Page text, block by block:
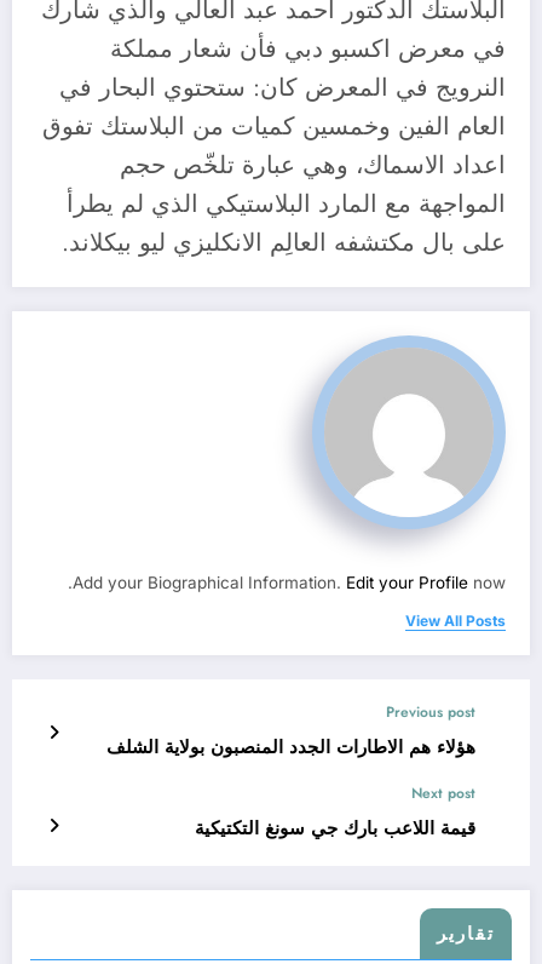
البلاستك الدكتور احمد عبد العالي والذي شارك
في معرض اكسبو دبي فأن شعار مملكة
النرويج في المعرض كان: ستحتوي البحار في
العام الفين وخمسين كميات من البلاستك تفوق
اعداد الاسماك، وهي عبارة تلخّص حجم
المواجهة مع المارد البلاستيكي الذي لم يطرأ
على بال مكتشفه العالِم الانكليزي ليو بيكلاند.
Add your Biographical Information. Edit your Profile now.
View All Posts
Previous post
هؤلاء هم الاطارات الجدد المنصبون بولاية الشلف
Next post
قيمة اللاعب بارك جي سونغ التكتيكية
تقارير